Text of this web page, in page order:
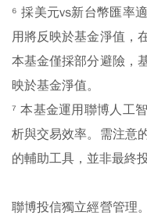
⁶ 採美元vs新台幣匯率
用將反映於基金淨值，
本基金僅採部分避險，
映於基金淨值。
⁷ 本基金運用聯博人工
析與交易效率。需注意
的輔助工具，並非最終
聯博投信獨立經營管理